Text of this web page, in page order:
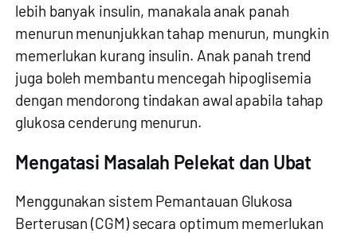
lebih banyak insulin, manakala anak panah
menurun menunjukkan tahap menurun, mungkin
memerlukan kurang insulin. Anak panah trend
juga boleh membantu mencegah hipoglisemia
dengan mendorong tindakan awal apabila tahap
glukosa cenderung menurun.
Mengatasi Masalah Pelekat dan Ubat
Menggunakan sistem Pemantauan Glukosa
Berterusan (CGM) secara optimum memerlukan